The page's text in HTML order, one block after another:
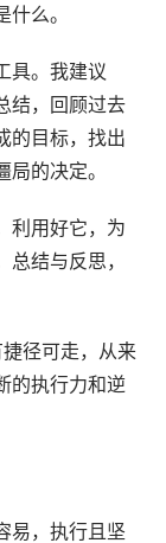
么。
具。我建议
结，回顾过去
的目标，找出
的决定。
利用好它，为
结与反思，
径可走，从来
的执行力和逆
易，执行且坚